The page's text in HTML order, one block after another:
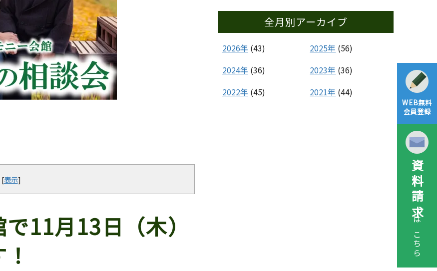
WEB無料
会員登録
資料請求
はこちら
[表示]
11月13日（木）
全月別アーカイブ
2026年 (43) 2025年 (56)
2024年 (36) 2023年 (36)
2022年 (45) 2021年 (44)